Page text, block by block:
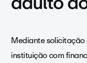
Mediante solicitação
instituição com